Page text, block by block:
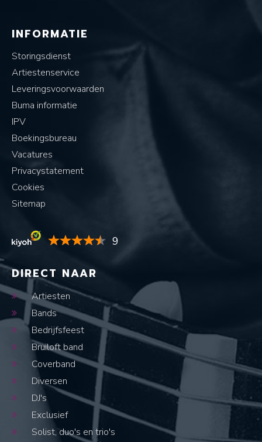
INFORMATIE
Storingsdienst
Artiestenservice
Leveringsvoorwaarden
Buma informatie
IPV
Boekingsbureau
Vacatures
Privacystatement
Cookies
Sitemap
9
DIRECT NAAR
Artiesten
Bands
Bedrijfsfeest
Bruiloft band
Coverband
Diversen
DJ's
Exclusief
Solist, duo's en trio's